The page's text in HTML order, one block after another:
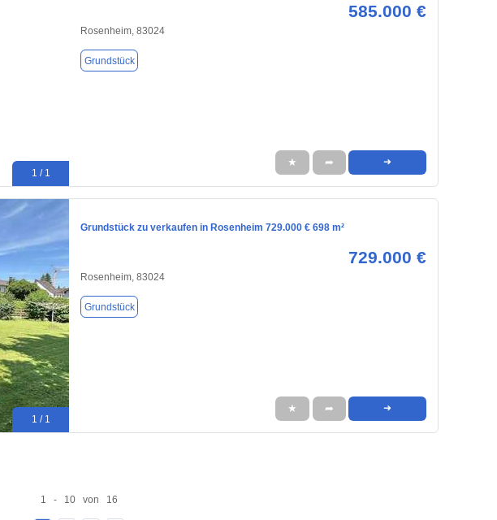
1 / 1
585.000 €
Rosenheim, 83024
Grundstück
★ ➦ ➜
1 / 1
Grundstück zu verkaufen in Rosenheim 729.000 € 698 m²
729.000 €
Rosenheim, 83024
Grundstück
★ ➦ ➜
1 - 10 von 16